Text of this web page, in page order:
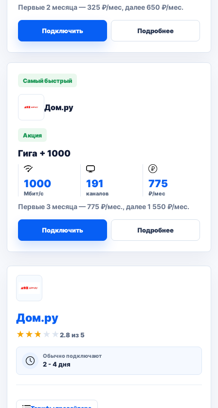
Первые 2 месяца — 325 ₽/мес, далее 650 ₽/мес.
Подключить Подробнее
Самый быстрый
Дом.ру
Акция
Гига + 1000
1000
Мбит/с
191
каналов
775
₽/мес
Первые 3 месяца — 775 ₽/мес., далее 1 550 ₽/мес.
Подключить Подробнее
Дом.ру
★ ★ ★ ★ ★2.8 из 5
Обычно подключают
2 - 4 дня